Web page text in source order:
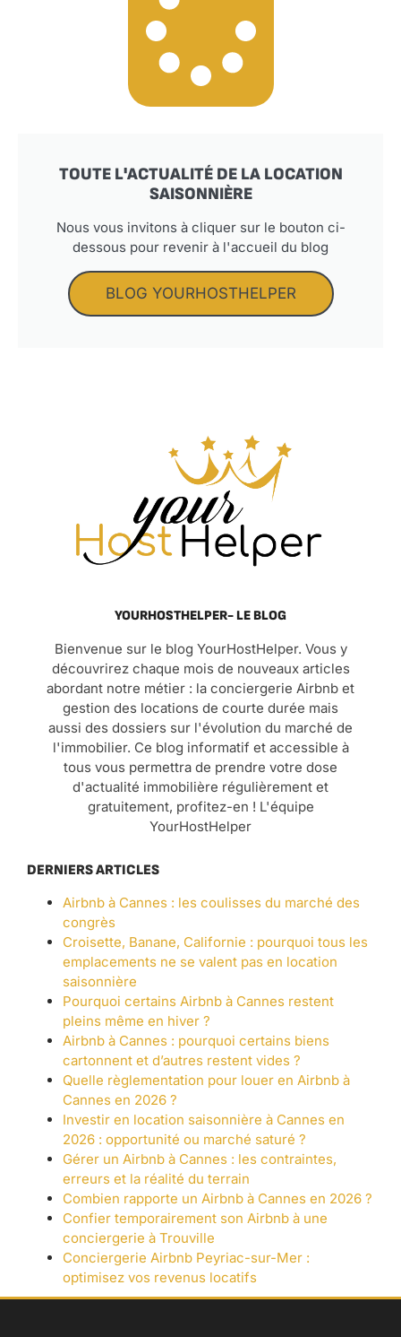
TOUTE L'ACTUALITÉ DE LA LOCATION
SAISONNIÈRE
Nous vous invitons à cliquer sur le bouton ci-
dessous pour revenir à l'accueil du blog
BLOG YOURHOSTHELPER
YOURHOSTHELPER- LE BLOG
Bienvenue sur le blog YourHostHelper. Vous y
découvrirez chaque mois de nouveaux articles
abordant notre métier : la conciergerie Airbnb et
gestion des locations de courte durée mais
aussi des dossiers sur l'évolution du marché de
l'immobilier. Ce blog informatif et accessible à
tous vous permettra de prendre votre dose
d'actualité immobilière régulièrement et
gratuitement, profitez-en ! L'équipe
YourHostHelper
DERNIERS ARTICLES
Airbnb à Cannes : les coulisses du marché des
congrès
Croisette, Banane, Californie : pourquoi tous les
emplacements ne se valent pas en location
saisonnière
Pourquoi certains Airbnb à Cannes restent
pleins même en hiver ?
Airbnb à Cannes : pourquoi certains biens
cartonnent et d’autres restent vides ?
Quelle règlementation pour louer en Airbnb à
Cannes en 2026 ?
Investir en location saisonnière à Cannes en
2026 : opportunité ou marché saturé ?
Gérer un Airbnb à Cannes : les contraintes,
erreurs et la réalité du terrain
Combien rapporte un Airbnb à Cannes en 2026 ?
Confier temporairement son Airbnb à une
conciergerie à Trouville
Conciergerie Airbnb Peyriac-sur-Mer :
optimisez vos revenus locatifs